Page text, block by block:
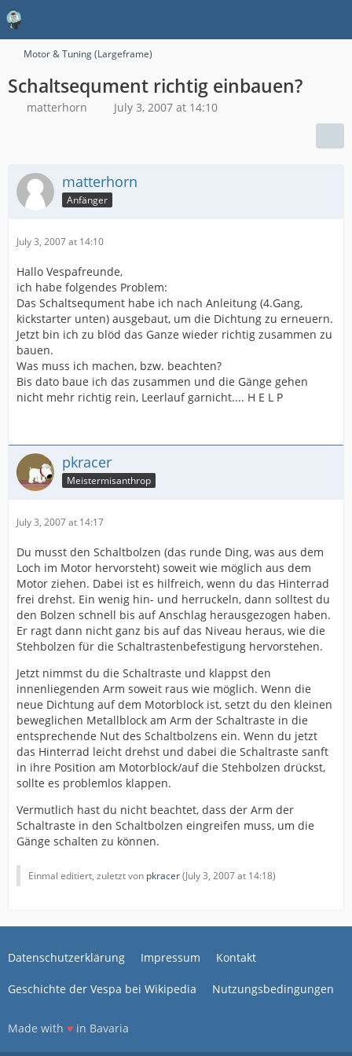
Motor & Tuning (Largeframe)
Schaltsequment richtig einbauen?
matterhorn July 3, 2007 at 14:10
matterhorn
Anfänger
July 3, 2007 at 14:10
Hallo Vespafreunde,
ich habe folgendes Problem:
Das Schaltsequment habe ich nach Anleitung (4.Gang,
kickstarter unten) ausgebaut, um die Dichtung zu erneuern.
Jetzt bin ich zu blöd das Ganze wieder richtig zusammen zu
bauen.
Was muss ich machen, bzw. beachten?
Bis dato baue ich das zusammen und die Gänge gehen
nicht mehr richtig rein, Leerlauf garnicht.... H E L P
pkracer
Meistermisanthrop
July 3, 2007 at 14:17
Du musst den Schaltbolzen (das runde Ding, was aus dem
Loch im Motor hervorsteht) soweit wie möglich aus dem
Motor ziehen. Dabei ist es hilfreich, wenn du das Hinterrad
frei drehst. Ein wenig hin- und herruckeln, dann solltest du
den Bolzen schnell bis auf Anschlag herausgezogen haben.
Er ragt dann nicht ganz bis auf das Niveau heraus, wie die
Stehbolzen für die Schaltrastenbefestigung hervorstehen.
Jetzt nimmst du die Schaltraste und klappst den
innenliegenden Arm soweit raus wie möglich. Wenn die
neue Dichtung auf dem Motorblock ist, setzt du den kleinen
beweglichen Metallblock am Arm der Schaltraste in die
entsprechende Nut des Schaltbolzens ein. Wenn du jetzt
das Hinterrad leicht drehst und dabei die Schaltraste sanft
in ihre Position am Motorblock/auf die Stehbolzen drückst,
sollte es problemlos klappen.
Vermutlich hast du nicht beachtet, dass der Arm der
Schaltraste in den Schaltbolzen eingreifen muss, um die
Gänge schalten zu können.
Einmal editiert, zuletzt von pkracer(July 3, 2007 at 14:18)
Datenschutzerklärung Impressum Kontakt
Geschichte der Vespa bei Wikipedia Nutzungsbedingungen
Made with ♥ in Bavaria